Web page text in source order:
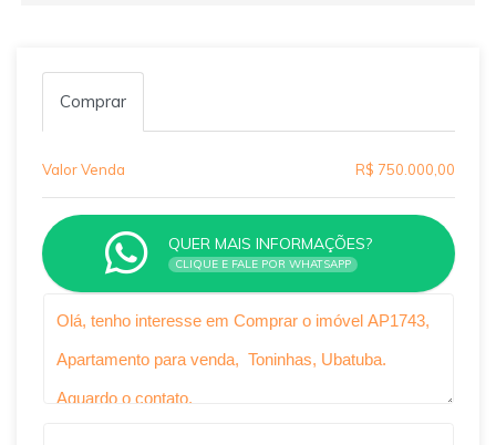
Comprar
Valor Venda R$ 750.000,00
QUER MAIS INFORMAÇÕES?
CLIQUE E FALE POR WHATSAPP